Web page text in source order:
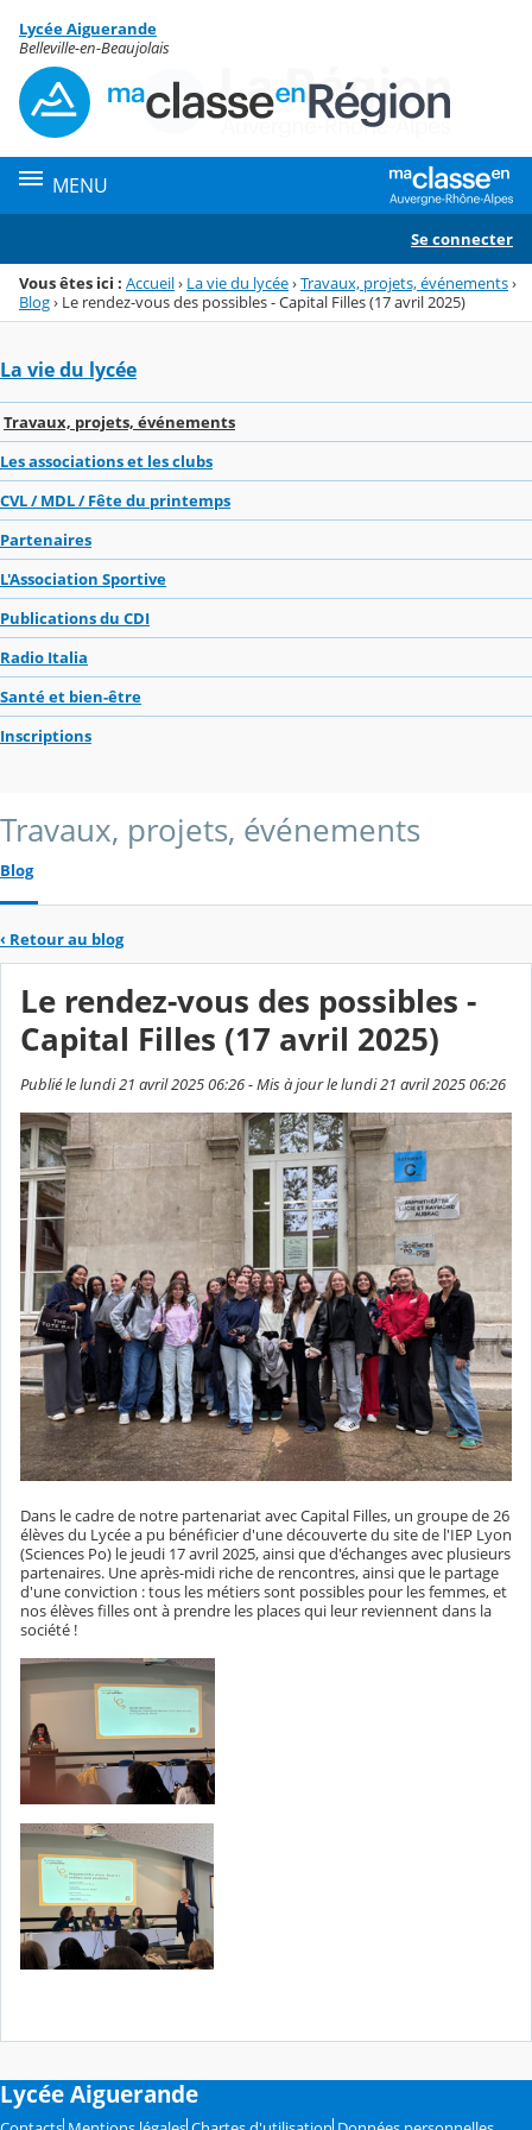
Menu de la rubrique
Contenu
Lycée Aiguerande
Belleville-en-Beaujolais
MENU
Se connecter
Vous êtes ici : Accueil› La vie du lycée›Travaux, projets, événements›
Blog› Le rendez-vous des possibles - Capital Filles (17 avril 2025)
La vie du lycée
Travaux, projets, événements
Les associations et les clubs
CVL / MDL / Fête du printemps
Partenaires
L'Association Sportive
Publications du CDI
Radio Italia
Santé et bien-être
Inscriptions
Travaux, projets, événements
Blog
‹ Retour au blog
Le rendez-vous des possibles -
Capital Filles (17 avril 2025)
Publié le lundi 21 avril 2025 06:26 - Mis à jour le lundi 21 avril 2025 06:26
Dans le cadre de notre partenariat avec Capital Filles, un groupe de 26
élèves du Lycée a pu bénéficier d'une découverte du site de l'IEP Lyon
(Sciences Po) le jeudi 17 avril 2025, ainsi que d'échanges avec plusieurs
partenaires. Une après-midi riche de rencontres, ainsi que le partage
d'une conviction : tous les métiers sont possibles pour les femmes, et
nos élèves filles ont à prendre les places qui leur reviennent dans la
société !
Lycée Aiguerande